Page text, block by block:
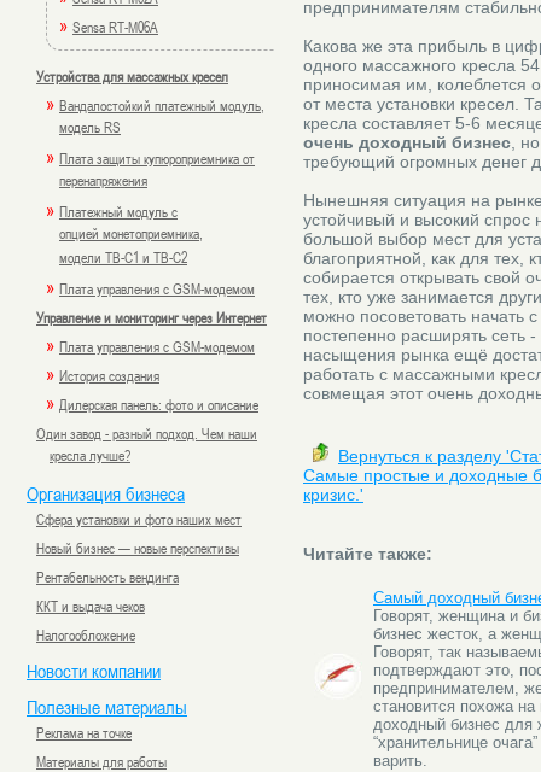
» Sensa RT-M06A
Устройства для массажных кресел
» Вандалостойкий платежный модуль,
модель RS
» Плата защиты купюроприемника от
перенапряжения
» Платежный модуль с
опцией монетоприемника,
модели TB-C1 и TB-C2
» Плата управления с GSM-модемом
Управление и мониторинг через Интернет
» Плата управления с GSM-модемом
» История создания
» Дилерская панель: фото и описание
Один завод - разный подход. Чем наши
кресла лучше?
Организация бизнеса
Сфера установки и фото наших мест
Новый бизнес — новые перспективы
Рентабельность вендинга
ККТ и выдача чеков
Налогообложение
Новости компании
Полезные материалы
Реклама на точке
Материалы для работы
предпринимателям
Какова же эта прибыль в
одного массажного кресла
приносимая им, колеблется
от места установки кресел.
кресла составляет 5-6
очень доходный бизнес ,
требующий огромных денег
Нынешняя ситуация на
устойчивый и высокий спрос
большой выбор мест для
благоприятной, как для тех,
собирается открывать свой
тех, кто уже занимается
можно посоветовать начать
постепенно расширять сеть
насыщения рынка ещё
работать с массажными
совмещая этот очень
Вернуться к разделу
Самые простые и доходные
кризис.'
Читайте также:
Самый доходный
Говорят, женщина и
бизнес жесток, а
Говорят, так
подтверждают это,
предпринимателем,
становится похожа
доходный бизнес
“хранительнице
варить.